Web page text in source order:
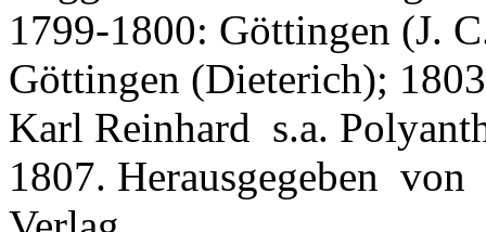
1799-1800: Göttingen (J.
Göttingen (Dieterich);
Karl Reinhard s.a.
1807. Herausgegeben